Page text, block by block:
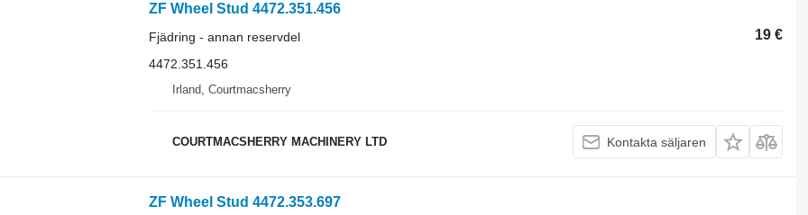
ZF Wheel Stud 4472.351.456
19 €
Fjädring - annan reservdel
4472.351.456
Irland, Courtmacsherry
COURTMACSHERRY MACHINERY LTD Kontakta säljaren
ZF Wheel Stud 4472.353.697